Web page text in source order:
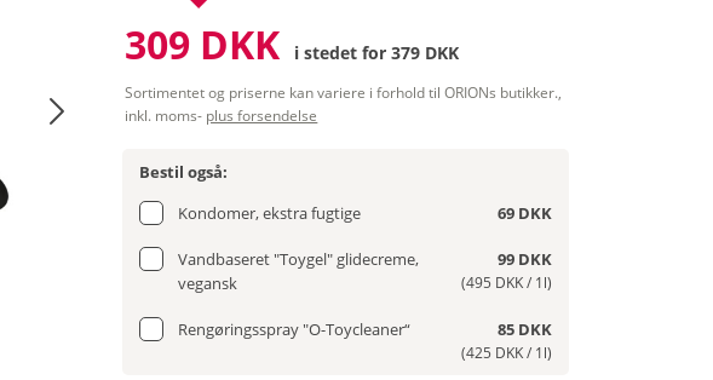
309 DKK i stedet for379 DKK
Sortimentet og priserne kan variere i forhold til ORIONs butikker.,
inkl. moms- plus forsendelse
Bestil også:
Kondomer, ekstra fugtige
69 DKK
Vandbaseret "Toygel" glidecreme,
vegansk
99 DKK
(495 DKK / 1l)
Rengøringsspray "O-Toycleaner“ 85 DKK
(425 DKK / 1l)